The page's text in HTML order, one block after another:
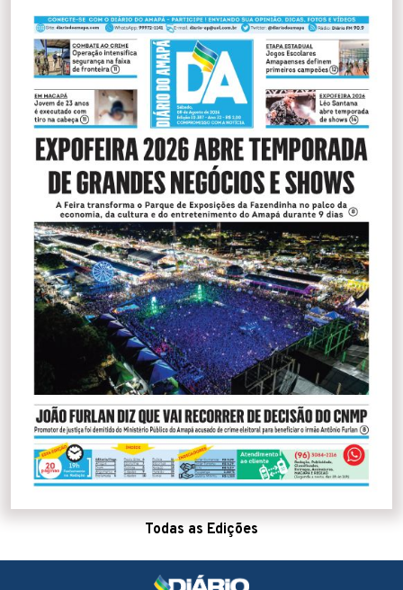
Todas as Edições